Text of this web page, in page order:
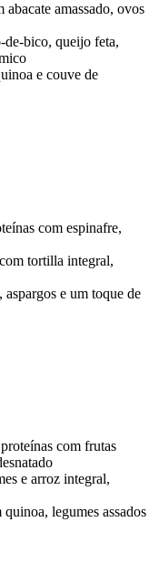
amassado, ovos
de-bico, queijo feta,
e couve de
com espinafre,
tortilla integral,
e um toque de
com frutas
e arroz integral,
legumes assados